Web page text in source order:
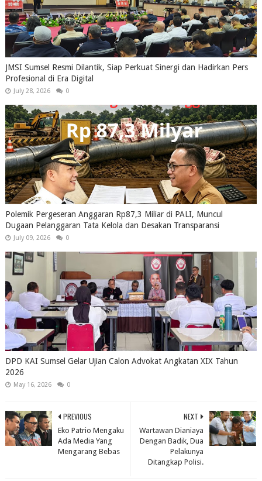
JMSI Sumsel Resmi Dilantik, Siap Perkuat Sinergi dan Hadirkan Pers
Profesional di Era Digital
July 28, 2026 0
Polemik Pergeseran Anggaran Rp87,3 Miliar di PALI, Muncul
Dugaan Pelanggaran Tata Kelola dan Desakan Transparansi
July 09, 2026 0
DPD KAI Sumsel Gelar Ujian Calon Advokat Angkatan XIX Tahun
2026
May 16, 2026 0
NEXT
Wartawan Dianiaya
Dengan Badik, Dua
Pelakunya
Ditangkap Polisi.
PREVIOUS
Eko Patrio Mengaku
Ada Media Yang
Mengarang Bebas